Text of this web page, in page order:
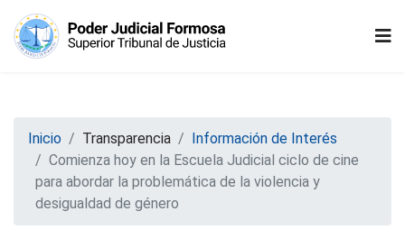
Inicio Transparencia
Información de Interés
Comienza hoy en la Escuela Judicial ciclo de cine
para abordar la problemática de la violencia y
desigualdad de género